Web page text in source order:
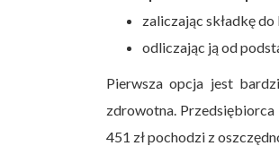
zaliczając składkę
odliczając ją od
Pierwsza opcja jest
zdrowotna.
451 zł pochodzi z